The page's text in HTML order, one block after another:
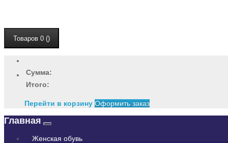
Товаров 0 ()
Сумма:
Итого:
Перейти в корзину Оформить заказ
Главная
Женская обувь